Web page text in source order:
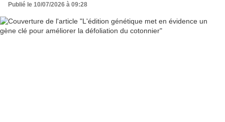
Publié le 10/07/2026 à 09:28